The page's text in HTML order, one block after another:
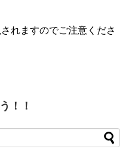
れますのでご注意くださ
！！